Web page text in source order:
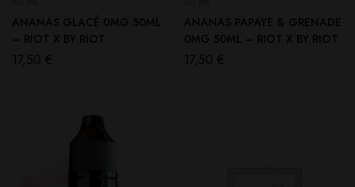
ANANAS GLACÉ 0MG 50ML
– RIOT X BY RIOT
17,50 €
ANANAS PAPAYE & GRENADE
0MG 50ML – RIOT X BY RIOT
17,50 €